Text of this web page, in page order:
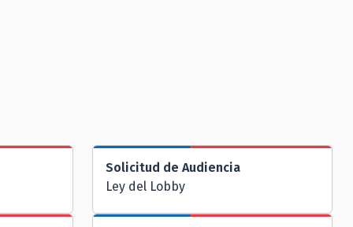
Solicitud de Audiencia
Ley del Lobby